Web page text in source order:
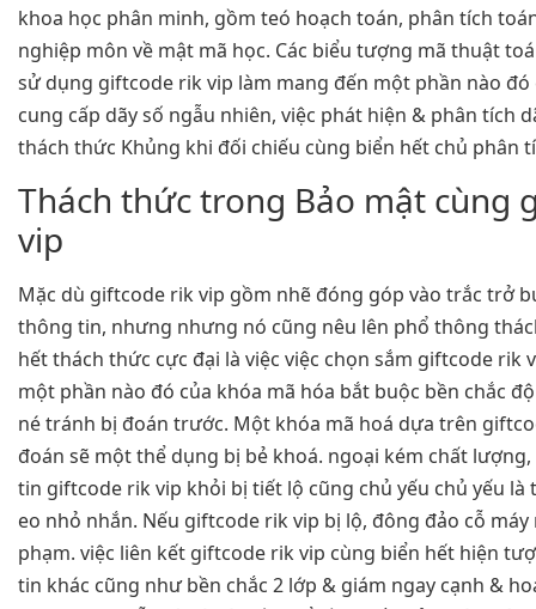
khoa học phân minh, gồm teó hoạch toán, phân tích
nghiệp môn về mật mã học. Các biểu tượng mã thuật
sử dụng giftcode rik vip làm mang đến một phần nào đó
cung cấp dãy số ngẫu nhiên, việc phát hiện & phân tích
thách thức Khủng khi đối chiếu cùng biển hết chủ phân
Thách thức trong Bảo mật cùng
vip
Mặc dù giftcode rik vip gồm nhẽ đóng góp vào trắc trở
thông tin, nhưng nhưng nó cũng nêu lên phổ thông
hết thách thức cực đại là việc việc chọn sắm giftcode rik
một phần nào đó của khóa mã hóa bắt buộc bền chắc
né tránh bị đoán trước. Một khóa mã hoá dựa trên
đoán sẽ một thể dụng bị bẻ khoá. ngoại kém chất
tin giftcode rik vip khỏi bị tiết lộ cũng chủ yếu chủ yếu là
eo nhỏ nhắn. Nếu giftcode rik vip bị lộ, đông đảo cỗ máy
phạm. việc liên kết giftcode rik vip cùng biển hết hiện
tin khác cũng như bền chắc 2 lớp & giám ngay cạnh &